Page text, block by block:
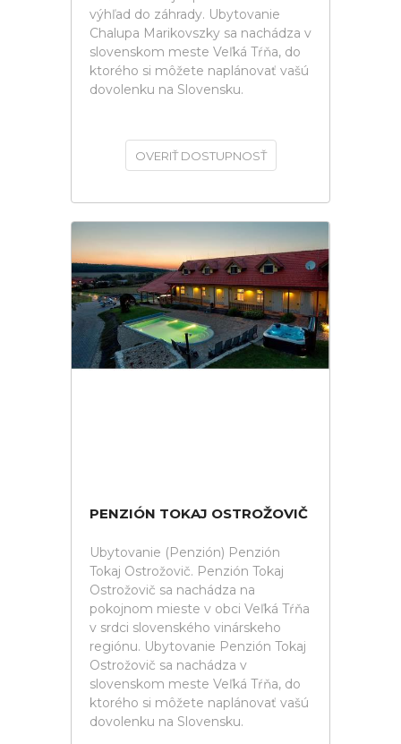
výhľad do záhrady. Ubytovanie
Chalupa Marikovszky sa nachádza v
slovenskom meste Veľká Tŕňa, do
ktorého si môžete naplánovať vašú
dovolenku na Slovensku.
OVERIŤ DOSTUPNOSŤ
PENZIÓN TOKAJ OSTROŽOVIČ
Ubytovanie (Penzión) Penzión
Tokaj Ostrožovič. Penzión Tokaj
Ostrožovič sa nachádza na
pokojnom mieste v obci Veľká Tŕňa
v srdci slovenského vinárskeho
regiónu. Ubytovanie Penzión Tokaj
Ostrožovič sa nachádza v
slovenskom meste Veľká Tŕňa, do
ktorého si môžete naplánovať vašú
dovolenku na Slovensku.